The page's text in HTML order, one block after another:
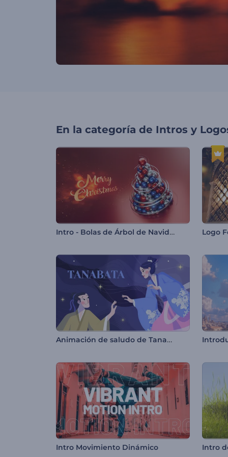
En la categoría de Intros y
Intro - Bolas de Árbol de Navidad Logo
Animación de saludo de Tanabata
Intro Movimiento Dinámico